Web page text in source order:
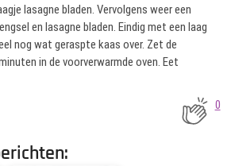
lasagne bladen. Vervolgens weer een
en lasagne bladen. Eindig met een laag
nog wat geraspte kaas over. Zet de
in de voorverwarmde oven. Eet
0